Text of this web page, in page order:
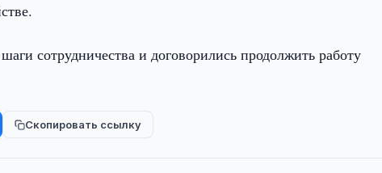
сотрудничества и договорились продолжить работу
Скопировать ссылку